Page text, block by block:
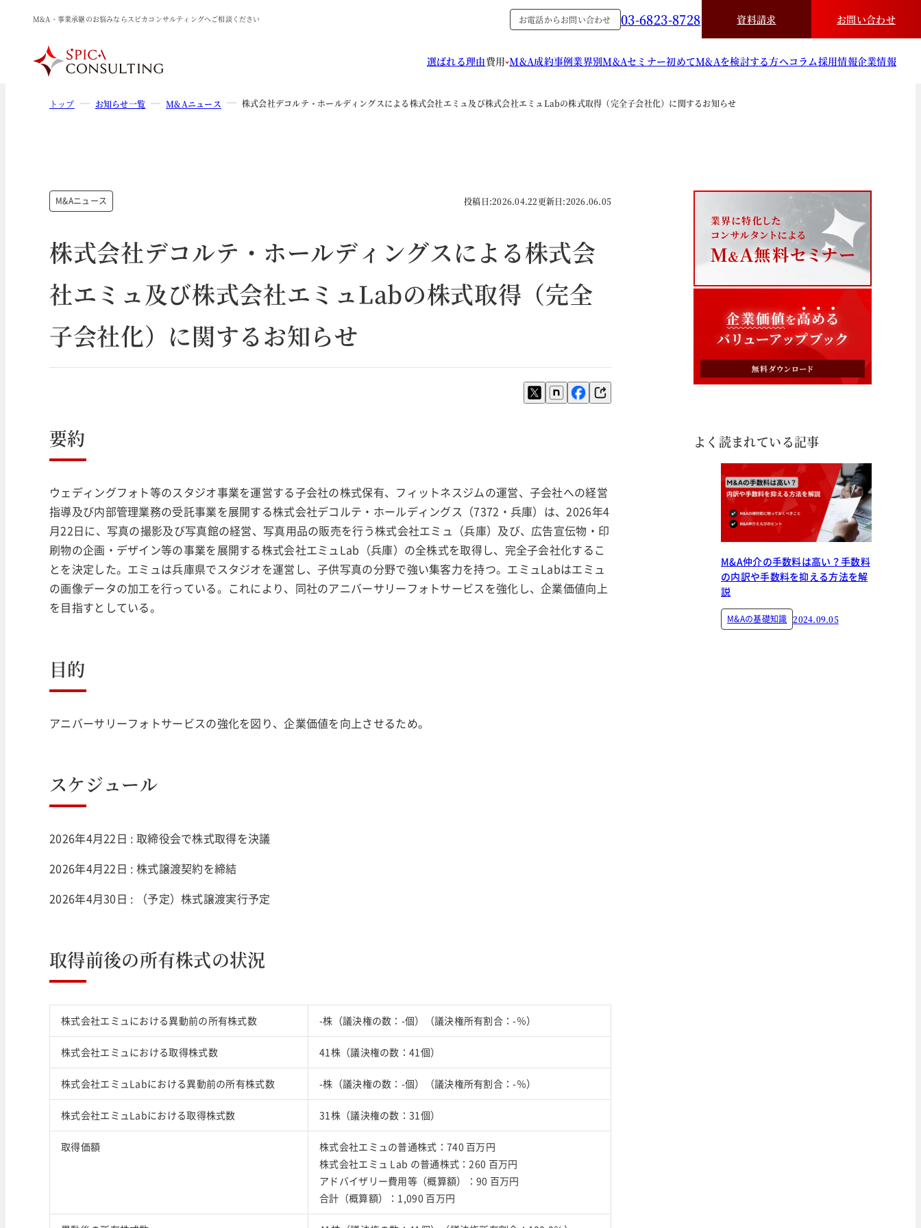
M&A・事業承継のお悩みならスピカコンサルティングへご相談ください お電話からお問い合わせ 03-6823-8728 資料請求 お問い合わせ
選ばれる理由費用 M&A成約事例業界別M&Aセミナー初めてM&Aを検討する方へコラム採用情報企業情報
トップ お知らせ一覧 M&Aニュース 株式会社デコルテ・ホールディングスによる株式会社エミュ及び株式会社エミュLabの株式取得（完全子会社化）に関するお知らせ
M&Aニュース 投稿日:2026.04.22更新日:2026.06.05
株式会社デコルテ・ホールディングスによる株式会
社エミュ及び株式会社エミュLabの株式取得（完全
子会社化）に関するお知らせ
要約
ウェディングフォト等のスタジオ事業を運営する子会社の株式保有、フィットネスジムの運営、子会社への経営
指導及び内部管理業務の受託事業を展開する株式会社デコルテ・ホールディングス（7372・兵庫）は、2026年4
月22日に、写真の撮影及び写真館の経営、写真用品の販売を行う株式会社エミュ（兵庫）及び、広告宣伝物・印
刷物の企画・デザイン等の事業を展開する株式会社エミュLab（兵庫）の全株式を取得し、完全子会社化するこ
とを決定した。エミュは兵庫県でスタジオを運営し、子供写真の分野で強い集客力を持つ。エミュLabはエミュ
の画像データの加工を行っている。これにより、同社のアニバーサリーフォトサービスを強化し、企業価値向上
を目指すとしている。
目的
アニバーサリーフォトサービスの強化を図り、企業価値を向上させるため。
スケジュール
2026年4月22日 : 取締役会で株式取得を決議
2026年4月22日 : 株式譲渡契約を締結
2026年4月30日 : （予定）株式譲渡実行予定
取得前後の所有株式の状況
株式会社エミュにおける異動前の所有株式数 -株（議決権の数：-個）（議決権所有割合：-％）
株式会社エミュにおける取得株式数 41株（議決権の数：41個）
株式会社エミュLabにおける異動前の所有株式数 -株（議決権の数：-個）（議決権所有割合：-％）
株式会社エミュLabにおける取得株式数 31株（議決権の数：31個）
取得価額
株式会社エミュの普通株式：740 百万円
株式会社エミュ Lab の普通株式：260 百万円
アドバイザリー費用等（概算額）：90 百万円
合計（概算額）：1,090 百万円
よく読まれている記事
M&A仲介の手数料は高い？手数料
の内訳や手数料を抑える方法を解
説
M&Aの基礎知識 2024.09.05